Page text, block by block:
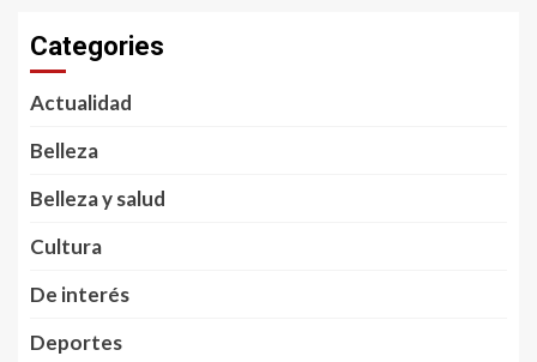
Categories
Actualidad
Belleza
Belleza y salud
Cultura
De interés
Deportes